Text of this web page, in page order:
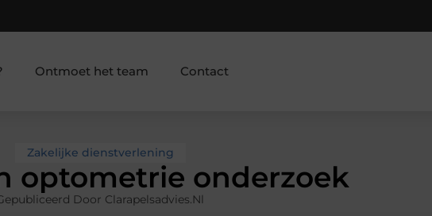
Ontmoet het team Contact
Zakelijke dienstverlening
optometrie onderzoek
Door Clarapelsadvies.nl